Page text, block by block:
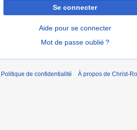
Se connecter
Aide pour se connecter
Mot de passe oublié ?
Politique de confidentialité À propos de Christ-